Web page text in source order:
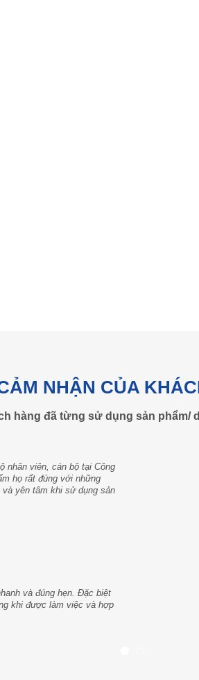
NHẬN CỦA
hàng đã từng sử dụng sản phẩm/
nhân viên, cán bộ tại Công
họ rất đúng với những
yên tâm khi sử dụng sản
và đúng hẹn. Đặc biệt
khi được làm việc và hợp